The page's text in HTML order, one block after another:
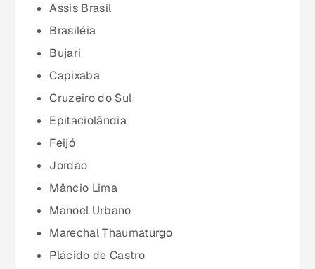
Maranhão (MA)
Assis Brasil
Brasiléia
Bujari
Capixaba
Cruzeiro do Sul
Epitaciolândia
Feijó
Jordão
Mâncio Lima
Manoel Urbano
Marechal Thaumaturgo
Plácido de Castro